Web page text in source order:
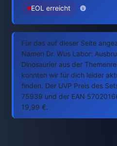
EOL erreicht
Für das auf dieser Seite
Namen Dr. Wus Labor:
Dinosaurier aus der
konnten wir für dich leider
finden. Der UVP Preis des
75939 und der EAN
19,99 €.